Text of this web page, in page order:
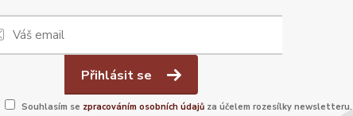
Přihlásit se
Souhlasím se zpracováním osobních údajůza účelem rozesílky newsletteru.